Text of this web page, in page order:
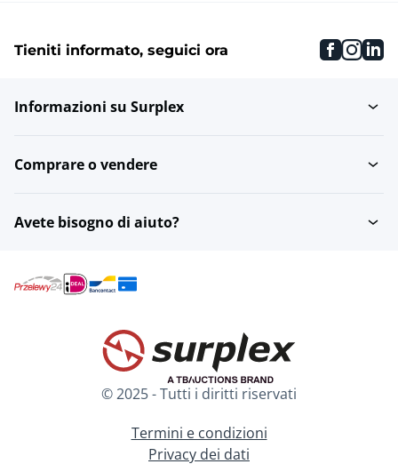
Massaggio
Tieniti informato, seguici ora
Informazioni su Surplex
Comprare o vendere
Avete bisogno di aiuto?
© 2025 - Tutti i diritti riservati
Termini e condizioni
Privacy dei dati